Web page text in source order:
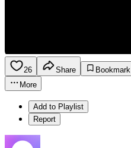
26 Share
Bookmark
More
Add to Playlist
Report